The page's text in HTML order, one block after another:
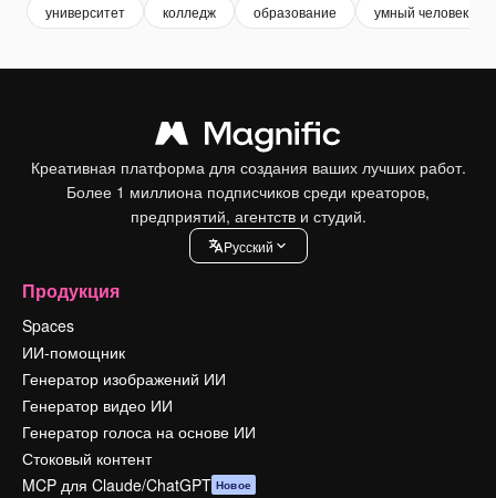
университет колледж образование умный человек
Креативная платформа для создания ваших лучших работ.
Более 1 миллиона подписчиков среди креаторов,
предприятий, агентств и студий.
Pусский
Продукция
Spaces
ИИ-помощник
Генератор изображений ИИ
Генератор видео ИИ
Генератор голоса на основе ИИ
Стоковый контент
MCP для Claude/ChatGPT Новое